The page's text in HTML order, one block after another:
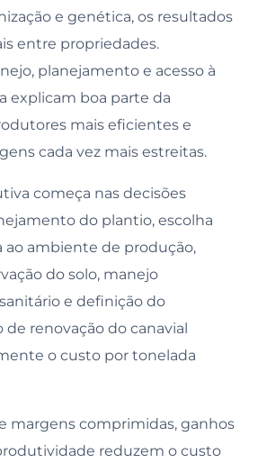
e genética, os resultados
entre propriedades.
planejamento e acesso à
explicam boa parte da
mais eficientes e
cada vez mais estreitas.
começa nas decisões
do plantio, escolha
ao ambiente de produção,
do solo, manejo
e definição do
renovação do canavial
o custo por tonelada
margens comprimidas, ganhos
reduzem o custo